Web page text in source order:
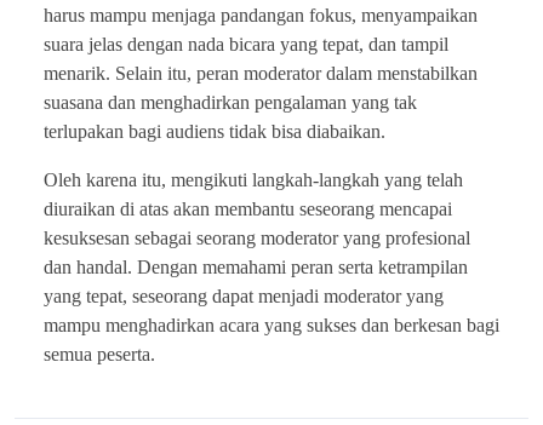
harus mampu menjaga pandangan fokus, menyampaikan
suara jelas dengan nada bicara yang tepat, dan tampil
menarik. Selain itu, peran moderator dalam menstabilkan
suasana dan menghadirkan pengalaman yang tak
terlupakan bagi audiens tidak bisa diabaikan.
Oleh karena itu, mengikuti langkah-langkah yang telah
diuraikan di atas akan membantu seseorang mencapai
kesuksesan sebagai seorang moderator yang profesional
dan handal. Dengan memahami peran serta ketrampilan
yang tepat, seseorang dapat menjadi moderator yang
mampu menghadirkan acara yang sukses dan berkesan bagi
semua peserta.